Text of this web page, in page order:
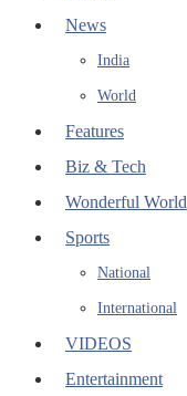
News
India
World
Features
Biz & Tech
Wonderful World
Sports
National
International
VIDEOS
Entertainment